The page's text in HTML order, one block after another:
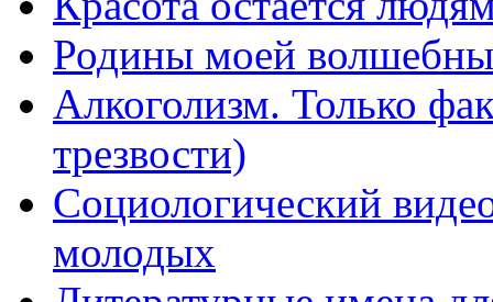
Родины моей
Алкоголизм. Только
трезвости)
Социологический
молодых